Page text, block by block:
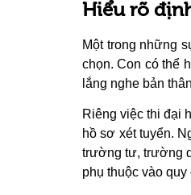
Hiểu rõ
Một trong những
chọn. Con có thể
lắng nghe bản
Riêng việc thi đại
hồ sơ xét tuyển.
trường tư, trường
phụ thuộc vào